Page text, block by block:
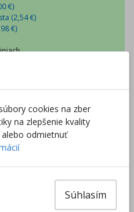
€)
(2,54€)
€)
zadarmo.
cookies na zber
na zlepšenie kvality
odmietnuť
Súhlasím